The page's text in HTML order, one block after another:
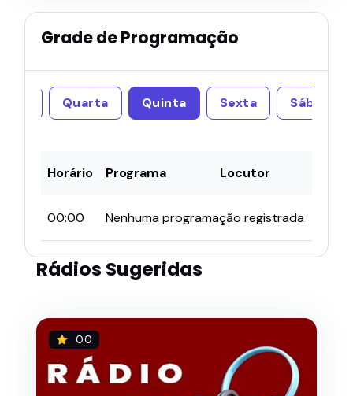
Grade de Programação
Quarta Quinta Sexta Sábado
Horário Programa Locutor
00:00 Nenhuma programação registrada
Rádios Sugeridas
0.0